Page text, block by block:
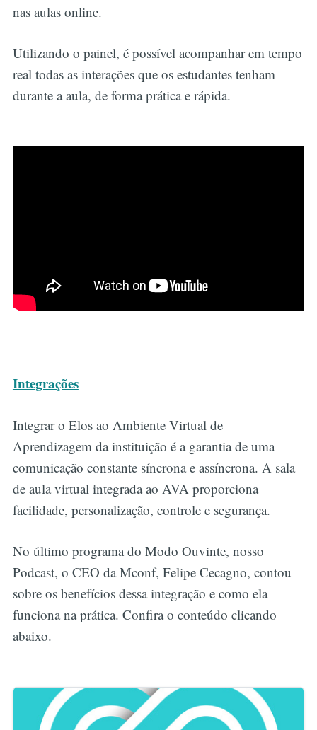
nas aulas online.
Utilizando o painel, é possível acompanhar em tempo
real todas as interações que os estudantes tenham
durante a aula, de forma prática e rápida.
Integrações
Integrar o Elos ao Ambiente Virtual de
Aprendizagem da instituição é a garantia de uma
comunicação constante síncrona e assíncrona. A sala
de aula virtual integrada ao AVA proporciona
facilidade, personalização, controle e segurança.
No último programa do Modo Ouvinte, nosso
Podcast, o CEO da Mconf, Felipe Cecagno, contou
sobre os benefícios dessa integração e como ela
funciona na prática. Confira o conteúdo clicando
abaixo.